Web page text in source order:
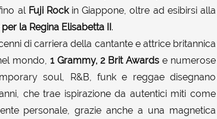
al Fuji Rockin Giappone, oltre ad esibirsi alla
la Regina Elisabetta II.
di carriera della cantante e attrice britannica
mondo, 1 Grammy, 2 Brit Awardse numerose
soul, R&B, funk e reggae disegnano
che trae ispirazione da autentici miti come
personale, grazie anche a una magnetica